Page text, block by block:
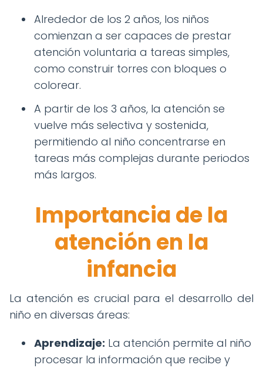
Alrededor de los 2 años, los niños
comienzan a ser capaces de prestar
atención voluntaria a tareas simples,
como construir torres con bloques o
colorear.
A partir de los 3 años, la atención se
vuelve más selectiva y sostenida,
permitiendo al niño concentrarse en
tareas más complejas durante periodos
más largos.
Importancia de la
atención en la
infancia
La atención es crucial para el desarrollo del
niño en diversas áreas:
Aprendizaje: La atención permite al niño
procesar la información que recibe y